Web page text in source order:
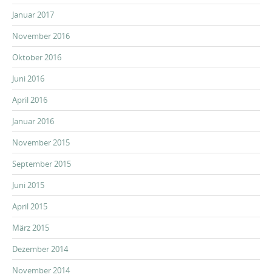
Januar 2017
November 2016
Oktober 2016
Juni 2016
April 2016
Januar 2016
November 2015
September 2015
Juni 2015
April 2015
März 2015
Dezember 2014
November 2014